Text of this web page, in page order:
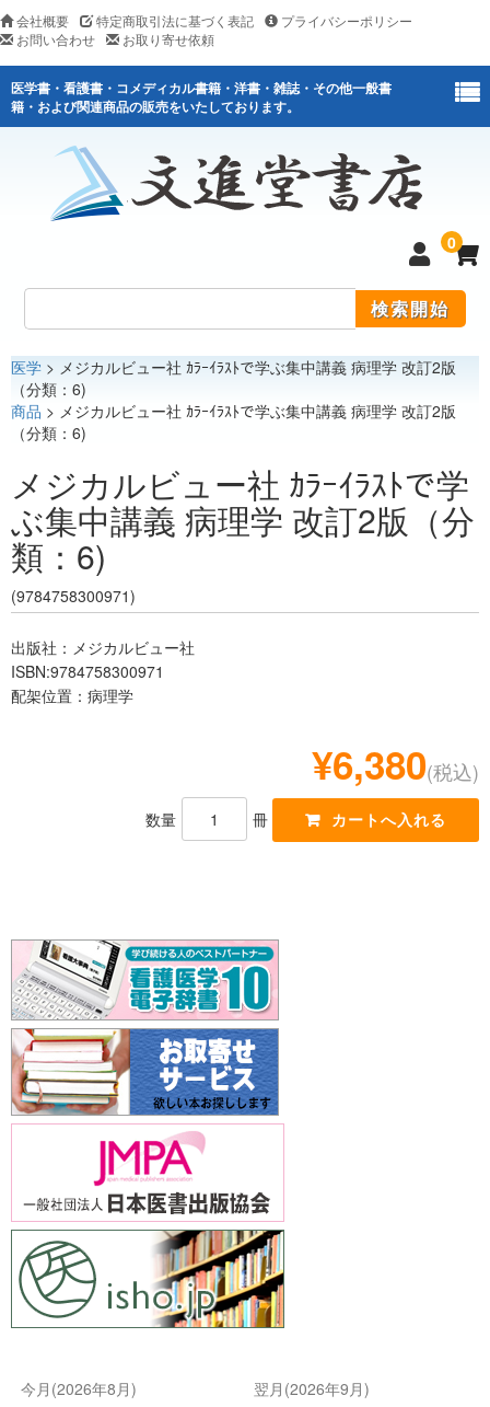
会社概要 特定商取引法に基づく表記
プライバシーポリシー
お問い合わせ
お取り寄せ依頼
医学書・看護書・コメディカル書籍・洋書・雑誌・その他一般書
籍・および関連商品の販売をいたしております。
0
医学
看護
レジデント
医学 > メジカルビュー社 ｶﾗｰｲﾗｽﾄで学ぶ集中講義 病理学 改訂2版
（分類：6)
商品 > メジカルビュー社 ｶﾗｰｲﾗｽﾄで学ぶ集中講義 病理学 改訂2版
（分類：6)
メジカルビュー社 ｶﾗｰｲﾗｽﾄで学
ぶ集中講義 病理学 改訂2版（分
類：6)
(9784758300971)
出版社：メジカルビュー社
ISBN:9784758300971
配架位置：病理学
¥6,380(税込)
数量 冊
今月(2026年8月)
翌月(2026年9月)